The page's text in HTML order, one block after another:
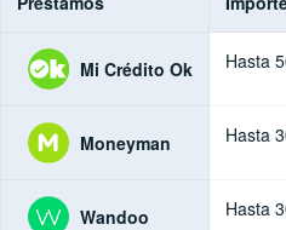
Mi Crédito Ok Hasta
Moneyman Hasta
Wandoo Hasta